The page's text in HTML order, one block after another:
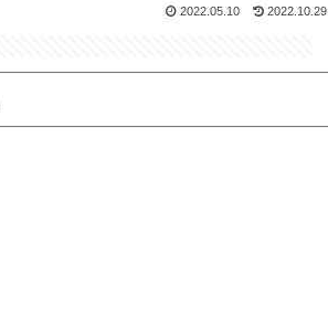
2022.05.10 2022.10.29